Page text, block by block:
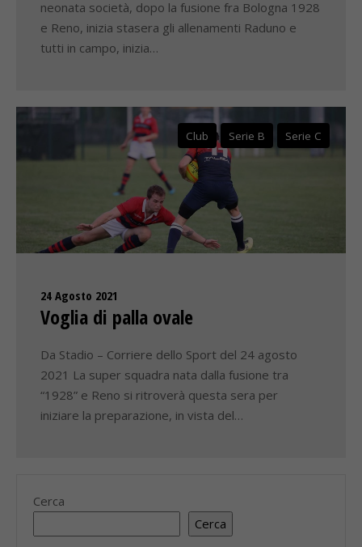
neonata società, dopo la fusione fra Bologna 1928
e Reno, inizia stasera gli allenamenti Raduno e
tutti in campo, inizia…
Club Serie B Serie C
24 Agosto 2021
Voglia di palla ovale
Da Stadio – Corriere dello Sport del 24 agosto
2021 La super squadra nata dalla fusione tra
“1928” e Reno si ritroverà questa sera per
iniziare la preparazione, in vista del…
Cerca
Cerca